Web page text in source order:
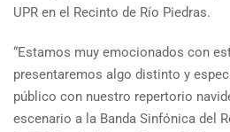
UPR en el Recinto de Río Piedras.
“Estamos muy emocionados con
presentaremos algo distinto y
público con nuestro repertorio
escenario a la Banda Sinfónica del